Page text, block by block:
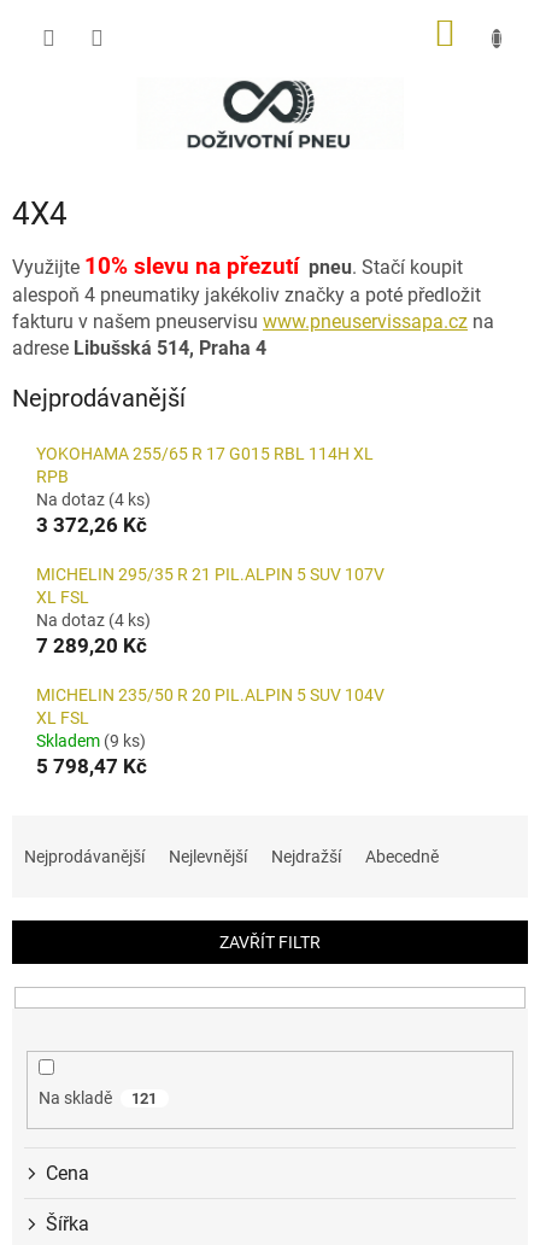
4X4
Využijte 10% slevu na přezutí pneu. Stačí koupit
alespoň 4 pneumatiky jakékoliv značky a poté předložit
fakturu v našem pneuservisu www.pneuservissapa.cz na
adrese Libušská 514, Praha 4
Nejprodávanější
YOKOHAMA 255/65 R 17 G015 RBL 114H XL
RPB
Na dotaz (4 ks)
3 372,26 Kč
MICHELIN 295/35 R 21 PIL.ALPIN 5 SUV 107V
XL FSL
Na dotaz (4 ks)
7 289,20 Kč
MICHELIN 235/50 R 20 PIL.ALPIN 5 SUV 104V
XL FSL
Skladem (9 ks)
5 798,47 Kč
í
p
r
Nejprodávanější Nejlevnější Nejdražší Abecedně
ZAVŘÍT FILTR
Na skladě 121
Cena
Šířka